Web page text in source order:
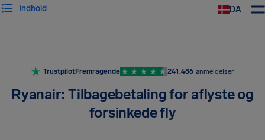
DA
Indhold
TrustpilotFremragende 241.486 anmeldelser
Ryanair: Tilbagebetaling for aflyste og
forsinkede fly